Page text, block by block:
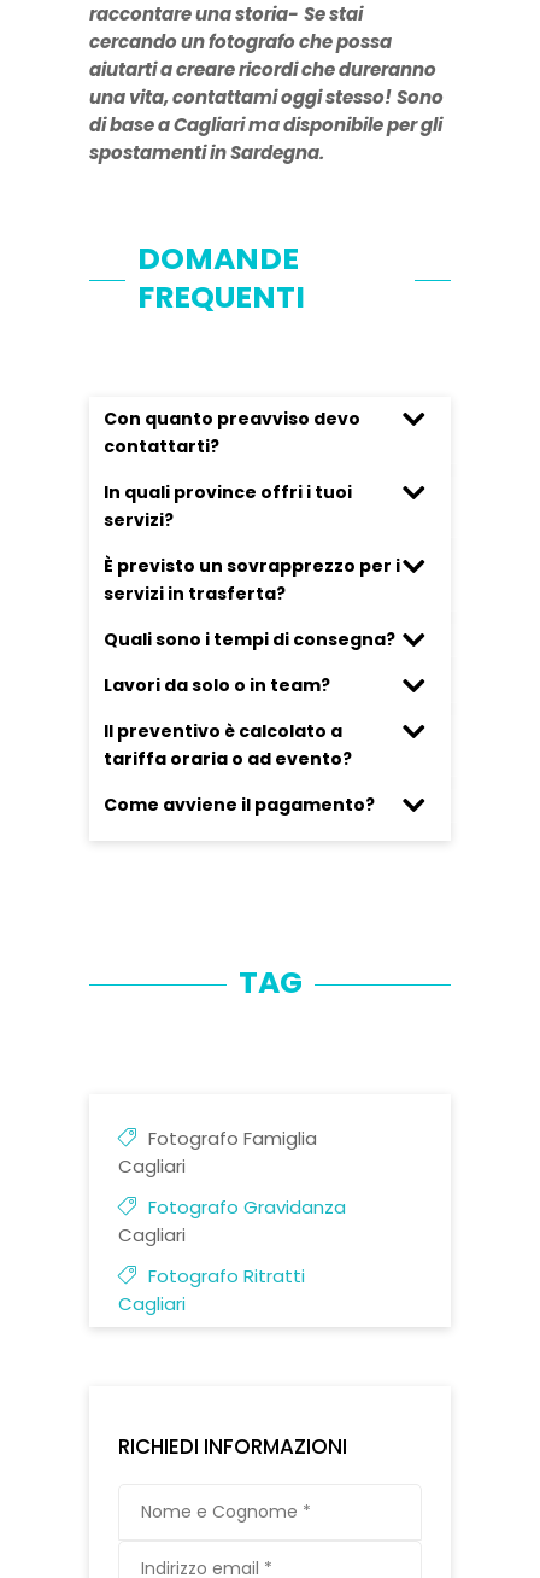
raccontare una storia- Se stai
cercando un fotografo che possa
aiutarti a creare ricordi che dureranno
una vita, contattami oggi stesso!Sono
di base a Cagliari ma disponibile per gli
spostamenti in Sardegna.
DOMANDE
FREQUENTI
Con quanto preavviso devo
contattarti?
In quali province offri i tuoi
servizi?
È previsto un sovrapprezzo per i
servizi in trasferta?
Quali sono i tempi di consegna?
Lavori da solo o in team?
Il preventivo è calcolato a
tariffa oraria o ad evento?
Come avviene il pagamento?
TAG
Fotografo Famiglia
Cagliari
Fotografo Gravidanza
Cagliari
Fotografo Ritratti
Cagliari
RICHIEDI INFORMAZIONI